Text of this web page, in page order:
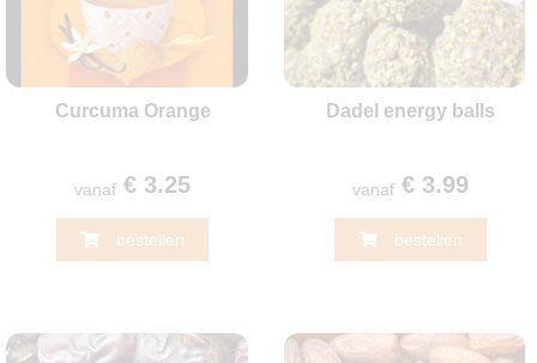
Curcuma Orange
vanaf € 3.25
bestellen
Dadel energy balls
vanaf€ 3.99
bestellen